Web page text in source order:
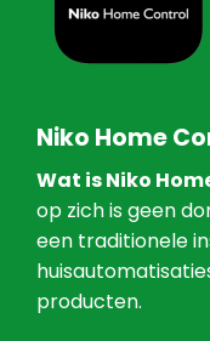
Niko Home
Wat is Niko
op zich is geen
een traditionele
producten.